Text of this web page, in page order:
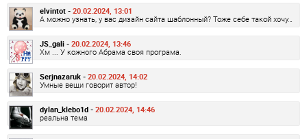
elvintot - 20.02.2024, 13:01
А можно узнать, у вас дизайн сайта шаблонный? Тоже себе такой хочу…
JS_gali - 20.02.2024, 13:46
Хм ... У кожного Абрама своя програма.
Serjnazaruk - 20.02.2024, 14:02
Умные вещи говорит автор!
dylan_klebo1d - 20.02.2024, 14:46
реальна тема